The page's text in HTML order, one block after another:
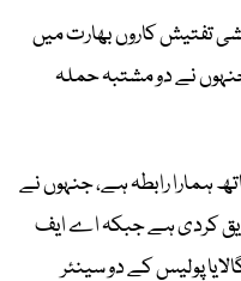
تفتیش کاروں بھارت میں
نے دو مشتبہ حملہ
ہمارا رابطہ ہے، جنہوں نے
کردی ہے جبکہ اے ایف
پولیس کے دو سینئر